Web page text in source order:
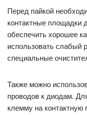
Перед пайкой
контактные площадки
обеспечить хорошее
использовать слабый
специальные
Также можно
проводов к диодам.
клемму на